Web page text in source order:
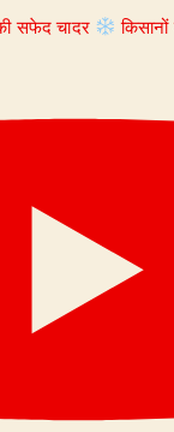
की सफेद चादर